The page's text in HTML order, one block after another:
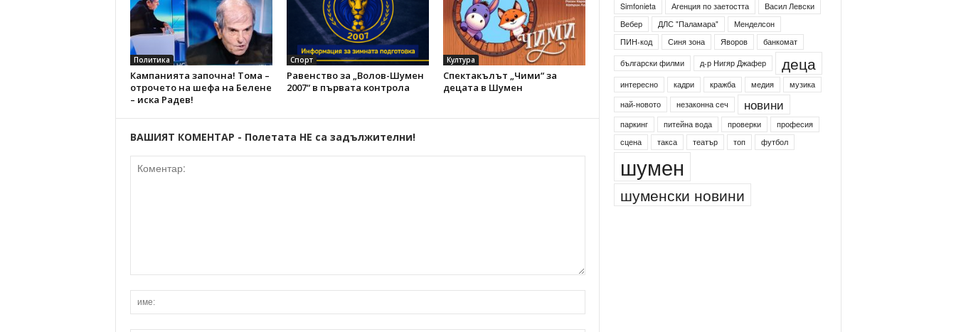
Политика
Кампанията започна! Тома –
отрочето на шефа на Белене
– иска Радев!
Спорт
Равенство за „Волов-Шумен
2007“ в първата контрола
Култура
Спектакълът „Чими“ за
децата в Шумен
ВАШИЯТ КОМЕНТАР - Полетата НЕ са задължителни!
Simfonieta
Агенция по заетостта
Васил Левски
Вебер
ДЛС "Паламара"
Менделсон
ПИН-код
Синя зона Яворов
банкомат
български филми
д-р Нигяр Джафер деца
интересно кадри кражба медия
музика
най-новото
незаконна сеч новини
паркинг питейна вода проверки
професия
сцена
такса театър топ футбол
шумен
шуменски новини